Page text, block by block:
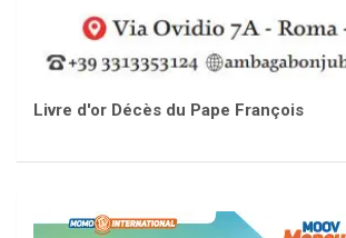
Livre d'or Décès du Pape François